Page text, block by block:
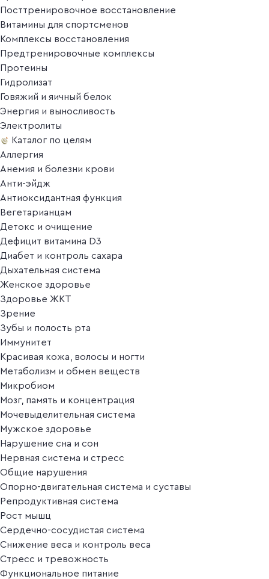
Посттренировочное восстановление
Витамины для спортсменов
Комплексы восстановления
Предтренировочные комплексы
Протеины
Гидролизат
Говяжий и яичный белок
Энергия и выносливость
Электролиты
Каталог по целям
Аллергия
Анемия и болезни крови
Анти-эйдж
Антиоксидантная функция
Вегетарианцам
Детокс и очищение
Дефицит витамина D3
Диабет и контроль сахара
Дыхательная система
Женское здоровье
Здоровье ЖКТ
Зрение
Зубы и полость рта
Иммунитет
Красивая кожа, волосы и ногти
Метаболизм и обмен веществ
Микробиом
Мозг, память и концентрация
Мочевыделительная система
Мужское здоровье
Нарушение сна и сон
Нервная система и стресс
Общие нарушения
Опорно-двигательная система и суставы
Репродуктивная система
Рост мышц
Сердечно-сосудистая система
Снижение веса и контроль веса
Стресс и тревожность
Функциональное питание